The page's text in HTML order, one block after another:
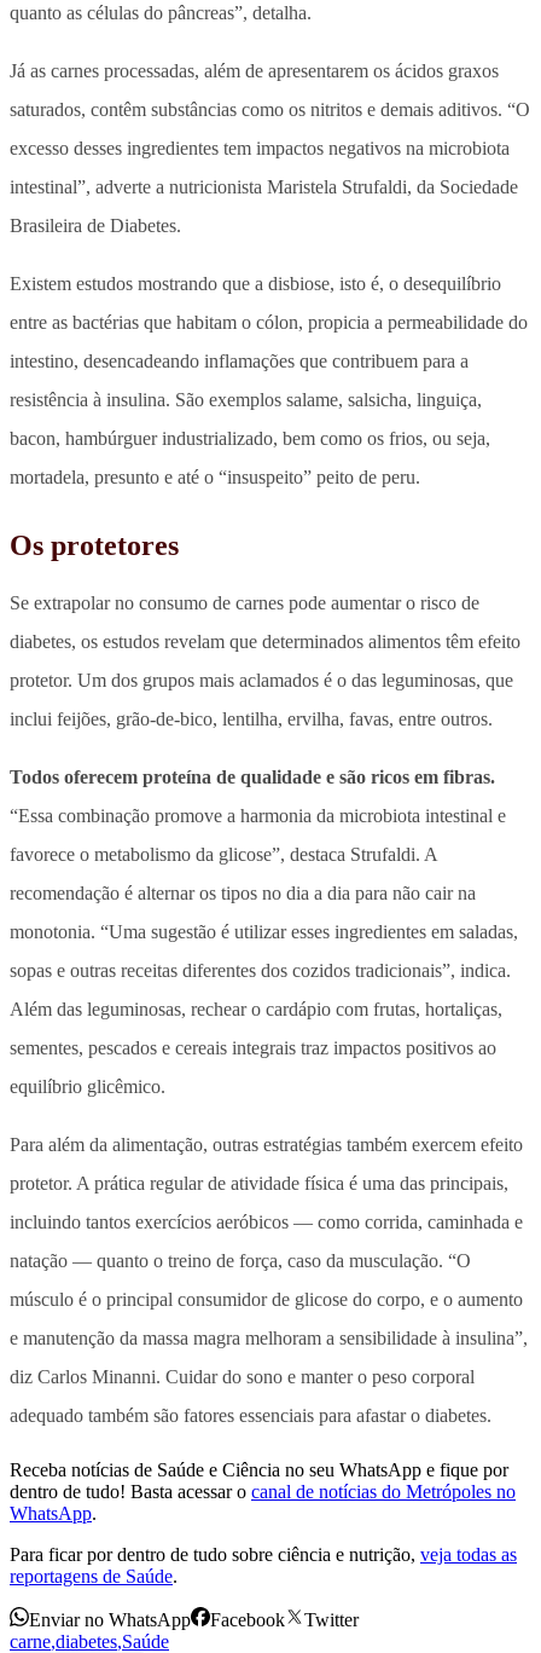
quanto as células do pâncreas”, detalha.
Já as carnes processadas, além de apresentarem os ácidos graxos
saturados, contêm substâncias como os nitritos e demais aditivos. “O
excesso desses ingredientes tem impactos negativos na microbiota
intestinal”, adverte a nutricionista Maristela Strufaldi, da Sociedade
Brasileira de Diabetes.
Existem estudos mostrando que a disbiose, isto é, o desequilíbrio
entre as bactérias que habitam o cólon, propicia a permeabilidade do
intestino, desencadeando inflamações que contribuem para a
resistência à insulina. São exemplos salame, salsicha, linguiça,
bacon, hambúrguer industrializado, bem como os frios, ou seja,
mortadela, presunto e até o “insuspeito” peito de peru.
Os protetores
Se extrapolar no consumo de carnes pode aumentar o risco de
diabetes, os estudos revelam que determinados alimentos têm efeito
protetor. Um dos grupos mais aclamados é o das leguminosas, que
inclui feijões, grão-de-bico, lentilha, ervilha, favas, entre outros.
Todos oferecem proteína de qualidade e são ricos em fibras.
“Essa combinação promove a harmonia da microbiota intestinal e
favorece o metabolismo da glicose”, destaca Strufaldi. A
recomendação é alternar os tipos no dia a dia para não cair na
monotonia. “Uma sugestão é utilizar esses ingredientes em saladas,
sopas e outras receitas diferentes dos cozidos tradicionais”, indica.
Além das leguminosas, rechear o cardápio com frutas, hortaliças,
sementes, pescados e cereais integrais traz impactos positivos ao
equilíbrio glicêmico.
Para além da alimentação, outras estratégias também exercem efeito
protetor. A prática regular de atividade física é uma das principais,
incluindo tantos exercícios aeróbicos — como corrida, caminhada e
natação — quanto o treino de força, caso da musculação. “O
músculo é o principal consumidor de glicose do corpo, e o aumento
e manutenção da massa magra melhoram a sensibilidade à insulina”,
diz Carlos Minanni. Cuidar do sono e manter o peso corporal
adequado também são fatores essenciais para afastar o diabetes.
Receba notícias de Saúde e Ciência no seu WhatsApp e fique por
dentro de tudo! Basta acessar o canal de notícias do Metrópoles no
WhatsApp.
Para ficar por dentro de tudo sobre ciência e nutrição, veja todas as
reportagens de Saúde.
Enviar no WhatsApp Facebook
Twitter
carne,diabetes,Saúde